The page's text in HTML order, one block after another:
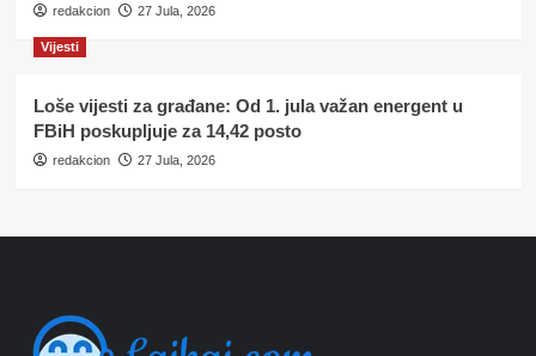
redakcion 27 Jula, 2026
Vijesti
Loše vijesti za građane: Od 1. jula važan energent u
FBiH poskupljuje za 14,42 posto
redakcion 27 Jula, 2026